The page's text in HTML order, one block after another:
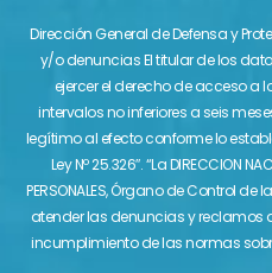
Dirección General de Defensa y
y/o denuncias El titular de los
ejercer el derecho de acceso
intervalos no inferiores a seis
legítimo al efecto conforme lo
Ley Nº 25.326″. “La DIRECCION
PERSONALES, Órgano de Control de
atender las denuncias y reclamos
incumplimiento de las normas